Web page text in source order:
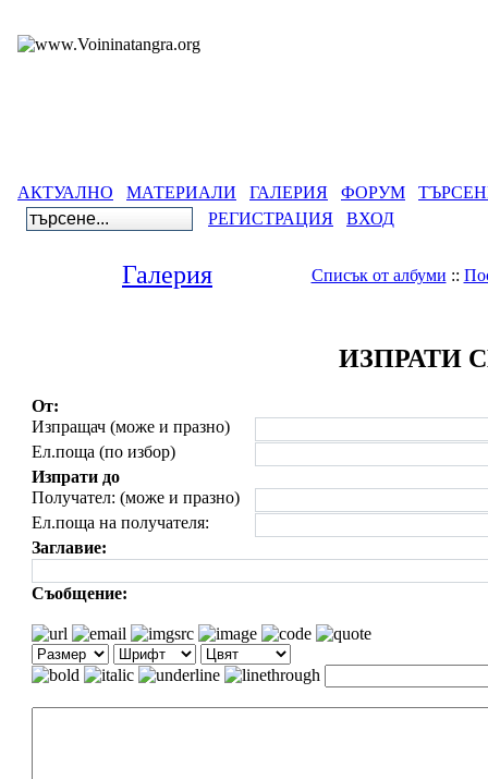
АКТУАЛНО МАТЕРИАЛИ ГАЛЕРИЯ ФОРУМ
РЕГИСТРАЦИЯ
ВХОД
Галерия Списък от албуми ::
ИЗПРАТИ
От:
Изпращач (може и празно)
Ел.поща (по избор)
Изпрати до
Получател: (може и празно)
Ел.поща на получателя:
Заглавие:
Съобщение: